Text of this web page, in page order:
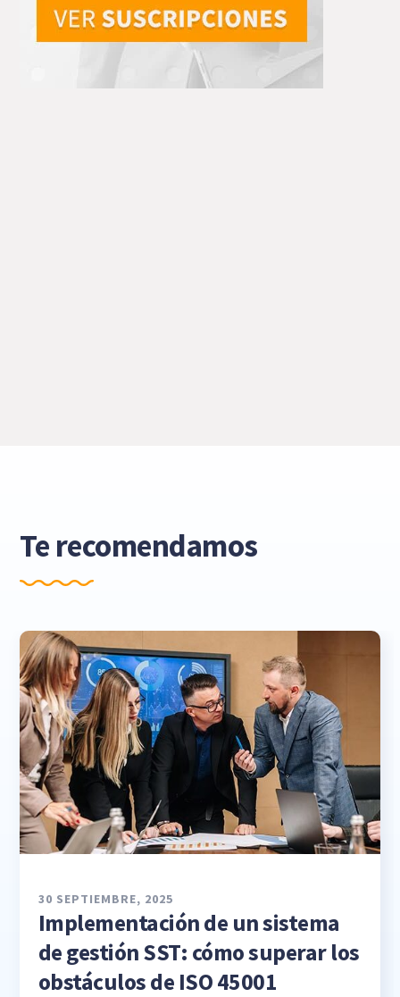
Te recomendamos
30 SEPTIEMBRE, 2025
Implementación de un sistema
de gestión SST: cómo superar los
obstáculos de ISO 45001